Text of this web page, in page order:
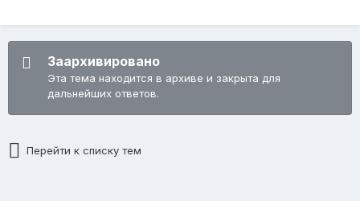
Заархивировано
Эта тема находится в архиве и закрыта для
дальнейших ответов.
Перейти к списку тем